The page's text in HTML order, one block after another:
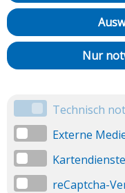
Nur
Technisch
Externe
reCaptcha-